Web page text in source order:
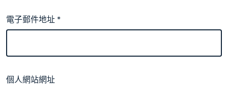
電子郵件地址*
個人網站網址